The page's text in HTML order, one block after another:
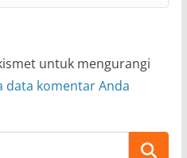
untuk mengurangi
data komentar Anda